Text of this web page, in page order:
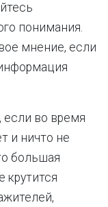
понимания.
мнение, если
если во время
и ничто не
большая
крутится